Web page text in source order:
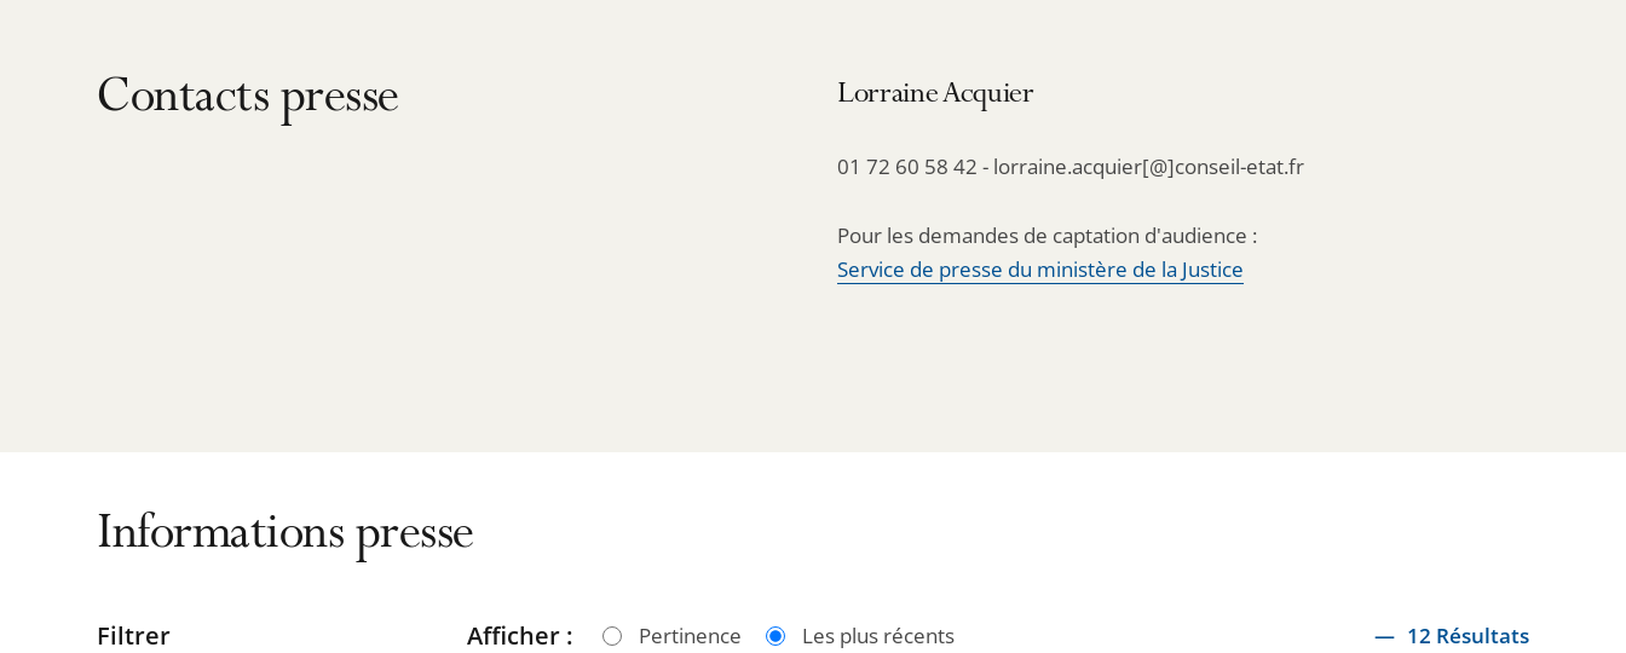
Contacts presse Lorraine Acquier
01 72 60 58 42 - lorraine.acquier[@]conseil-etat.fr
Pour les demandes de captation d'audience :
Service de presse du ministère de la Justice
Informations presse
Passer
Filtrer Afficher : Pertinence Les plus récents 12 Résultats